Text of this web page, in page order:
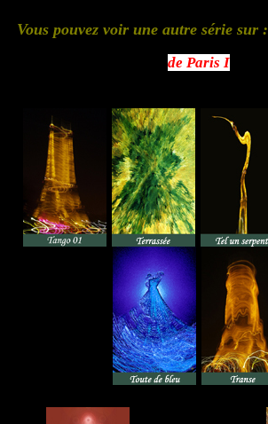
Vous pouvez voir une autre série sur :
de Paris I